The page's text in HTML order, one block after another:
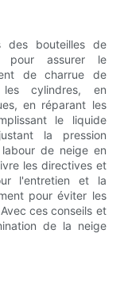
des bouteilles de
pour assurer le
de charrue de
les cylindres, en
en réparant les
le liquide
la pression
de neige en
les directives et
l'entretien et la
pour éviter les
ces conseils et
de la neige